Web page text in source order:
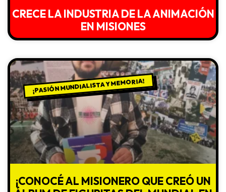
CRECE LA INDUSTRIA DE LA ANIMACIÓN
EN MISIONES
¡PASIÓN MUNDIALISTA Y MEMORIA!
¡CONOCÉ AL MISIONERO QUE CREÓ UN